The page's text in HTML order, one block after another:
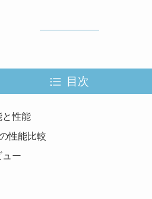
目次
性能
性能比較
ー